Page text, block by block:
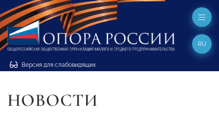
Версия для слабовидящих
RU
НОВОСТИ